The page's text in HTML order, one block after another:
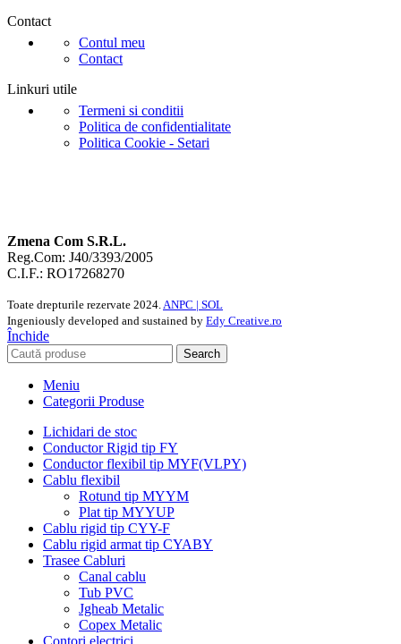
Contact
Contul meu
Contact
Linkuri utile
Termeni si conditii
Politica de confidentialitate
Politica Cookie - Setari
Zmena Com S.R.L.
Reg.Com: J40/3393/2005
C.I.F.: RO17268270
Toate drepturile rezervate 2024.ANPC | SOL
Ingeniously developed and sustained by Edy Creative.ro
Închide
Search
Meniu
Categorii Produse
Lichidari de stoc
Conductor Rigid tip FY
Conductor flexibil tip MYF(VLPY)
Cablu flexibil
Rotund tip MYYM
Plat tip MYYUP
Cablu rigid tip CYY-F
Cablu rigid armat tip CYABY
Trasee Cabluri
Canal cablu
Tub PVC
Jgheab Metalic
Copex Metalic